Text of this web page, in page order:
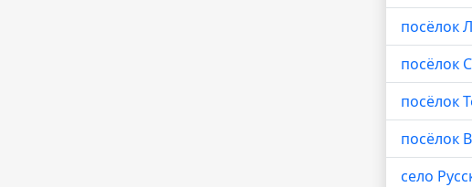
посёлок
посёлок
посёлок
посёлок
село